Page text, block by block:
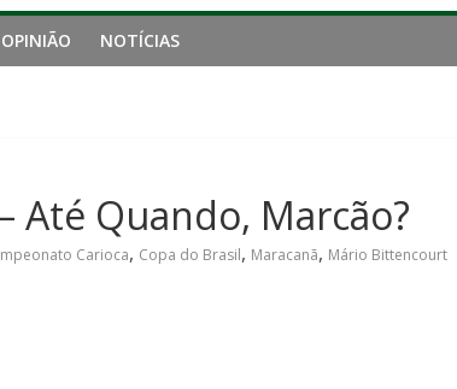
OPINIÃO NOTÍCIAS
Até Quando, Marcão?
Carioca, Copa do Brasil, Maracanã, Mário Bittencourt